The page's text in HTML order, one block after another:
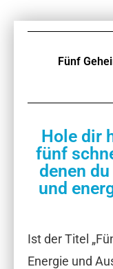
Fünf
Hole dir
fünf
denen
und
Ist der Titel
Energie und